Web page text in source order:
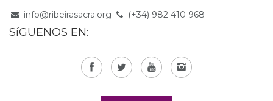
info@ribeirasacra.org (+34) 982 410 968
SíGUENOS EN: